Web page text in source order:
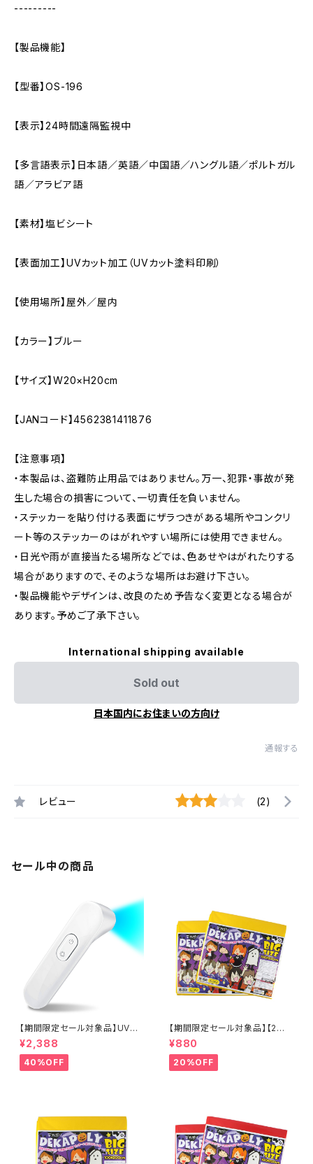
---------
【製品機能】
【型番】OS-196
【表示】24時間遠隔監視中
【多言語表示】日本語／英語／中国語／ハングル語／ポルトガル
語／アラビア語
【素材】塩ビシート
【表面加工】UVカット加工（UVカット塗料印刷）
【使用場所】屋外／屋内
【カラー】ブルー
【サイズ】W20×H20cm
【JANコード】4562381411876
【注意事項】
・本製品は、盗難防止用品ではありません。万一、犯罪・事故が発
生した場合の損害について、一切責任を負いません。
・ステッカーを貼り付ける表面にザラつきがある場所やコンクリ
ート等のステッカーのはがれやすい場所には使用できません。
・日光や雨が直接当たる場所などでは、色あせやはがれたりする
場合がありますので、そのような場所はお避け下さい。
・製品機能やデザインは、改良のため予告なく変更となる場合が
あります。予めご了承下さい。
International shipping available
Sold out
日本国内にお住まいの方向け
通報する
レビュー (2)
セール中の商品
【期間限定セール対象品】UVハ
ンディー除菌ランプ スマホ除菌
マスク除菌 感染対策 ウイルス
対策 紫外線除菌器 乾電池式 O
L-219W オンロード(OnLord)
¥2,388
40%OFF
【期間限定セール対象品】【2枚
入り×2セット】大カラーポリ袋
(大ゴミ袋) 200cm×100cm 収
納に イベントに 仮装の衣装作
成 発表会やおゆうぎ 学園 祭や
¥880
20%OFF